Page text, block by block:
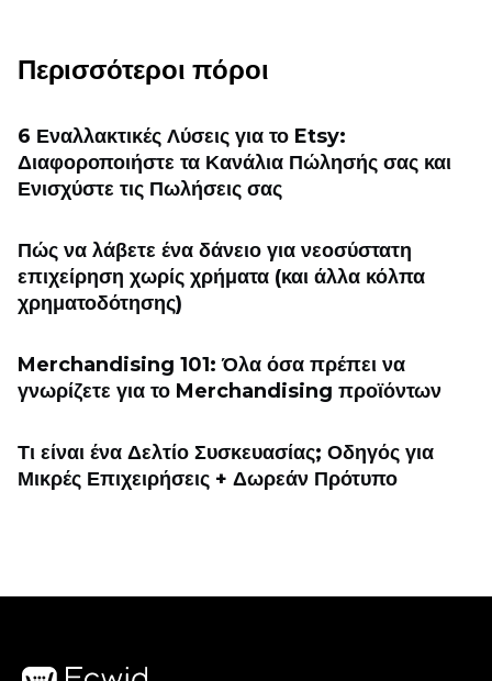
Περισσότεροι πόροι
6 Εναλλακτικές Λύσεις για το Etsy:
Διαφοροποιήστε τα Κανάλια Πώλησής σας και
Ενισχύστε τις Πωλήσεις σας
Πώς να λάβετε ένα δάνειο για νεοσύστατη
επιχείρηση χωρίς χρήματα (και άλλα κόλπα
χρηματοδότησης)
Merchandising 101: Όλα όσα πρέπει να
γνωρίζετε για το Merchandising προϊόντων
Τι είναι ένα Δελτίο Συσκευασίας; Οδηγός για
Μικρές Επιχειρήσεις + Δωρεάν Πρότυπο